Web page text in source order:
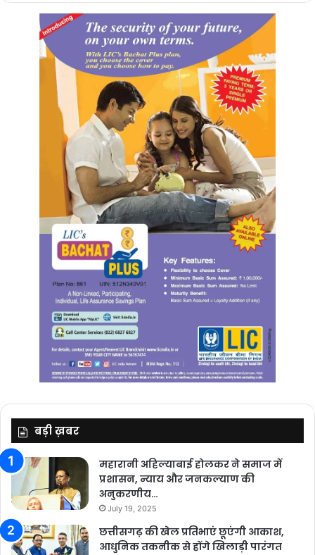
बड़ी ख़बर
महारानी अहिल्याबाई होलकर ने समाज में
प्रशासन, न्याय और जनकल्याण की
अनुकरणीय…
July 19, 2025
छत्तीसगढ़ की खेल प्रतिभाएं छूएंगी आकाश,
आधुनिक तकनीक से होंगे खिलाड़ी पारंगत